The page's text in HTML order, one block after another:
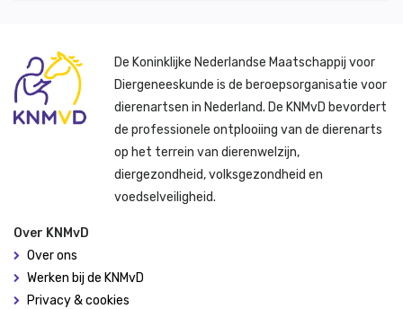
De Koninklijke Nederlandse Maatschappij voor
Diergeneeskunde is de beroepsorganisatie voor
dierenartsen in Nederland. De KNMvD bevordert
de professionele ontplooiing van de dierenarts
op het terrein van dierenwelzijn,
diergezondheid, volksgezondheid en
voedselveiligheid.
Over KNMvD
Over ons
Werken bij de KNMvD
Privacy & cookies